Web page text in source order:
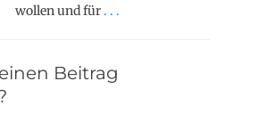
wollen und für . . .
Beitrag